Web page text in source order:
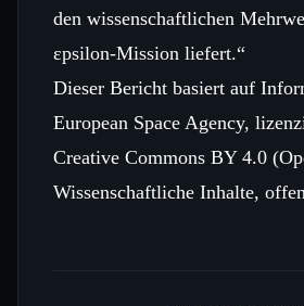
den wissenschaftlichen
εpsilon‑Mission liefert.“
Dieser Bericht basiert auf
European Space Agency,
Creative Commons BY 4.0
Wissenschaftliche Inhalte,